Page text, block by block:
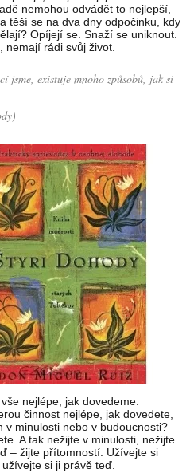
nemohou odvádět to nejlepší,
těší se na dva dny odpočinku, kdy
Opíjejí se. Snaží se uniknout.
rádi svůj život.
jsme, existuje mnoho způsobů, jak si
nejlépe, jak dovedeme.
činnost nejlépe, jak dovedete,
v minulosti nebo v budoucnosti?
A tak nežijte v minulosti, nežijte
– žijte přítomností. Užívejte si
si ji právě teď.